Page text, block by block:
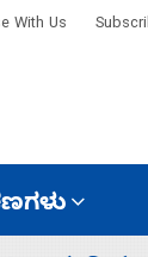
With Us